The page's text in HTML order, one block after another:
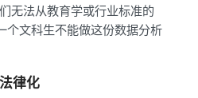
无法从教育学或行业标准的
个文科生不能做这份数据分析
律化